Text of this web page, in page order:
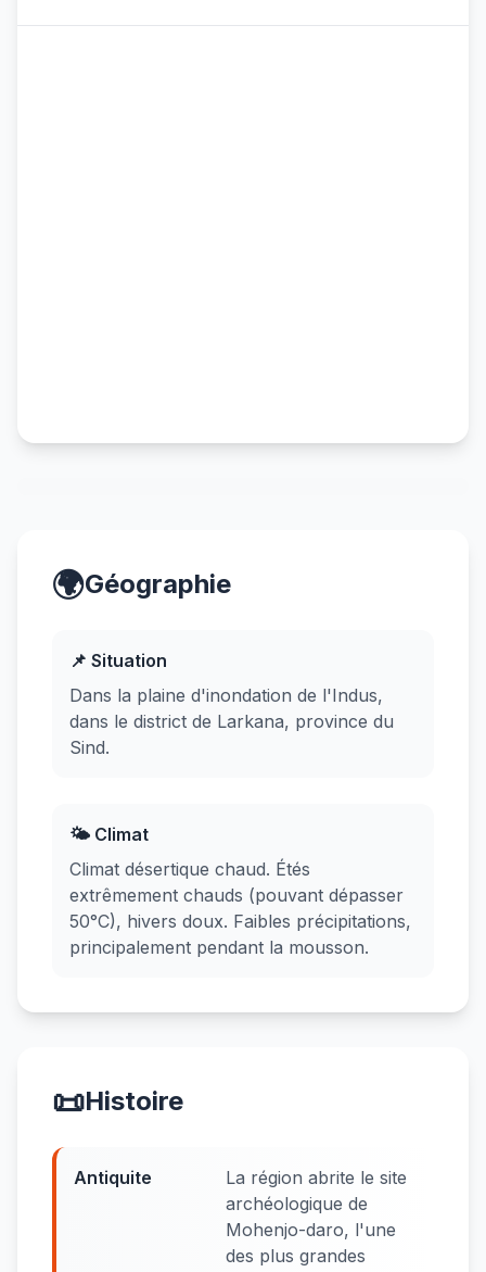
🌍Géographie
📌 Situation
Dans la plaine d'inondation de l'Indus,
dans le district de Larkana, province du
Sind.
🌤️ Climat
Climat désertique chaud. Étés
extrêmement chauds (pouvant dépasser
50°C), hivers doux. Faibles précipitations,
principalement pendant la mousson.
📜Histoire
Antiquite
La région abrite le site
archéologique de
Mohenjo-daro, l'une
des plus grandes